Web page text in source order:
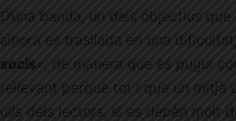
D’una banda, un dels objectius
alhora es trasllada en una
socis«, de manera que es pugui
rellevant perquè tot i que un mitjà
ulls dels lectors, si es depèn molt